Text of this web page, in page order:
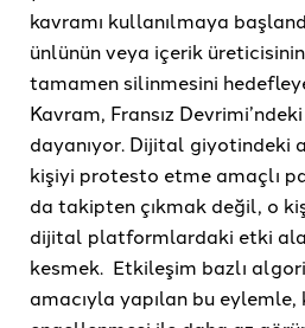
kavramı kullanılmaya
ünlünün veya içerik
tamamen silinmesini
Kavram, Fransız
dayanıyor. Dijital giyotindeki
kişiyi protesto etme amaçlı
da takipten çıkmak değil, o
dijital platformlardaki etki
kesmek. Etkileşim bazlı
amacıyla yapılan bu eylemle,